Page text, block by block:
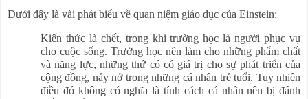
Dưới đây là vài phát biểu về quan niệm giáo dục của Einstein:
Kiến thức là chết, trong khi trường học là người phục vụ
cho cuộc sống. Trường học nên làm cho những phẩm chất
và năng lực, những thứ có có giá trị cho sự phát triển của
cộng đồng, nảy nở trong những cá nhân trẻ tuổi. Tuy nhiên
điều đó không có nghĩa là tính cách cá nhân nên bị đánh